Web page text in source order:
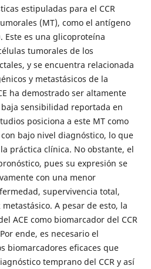
estipuladas para el CCR
(MT), como el antígeno
Este es una glicoproteína
tumorales de los
y se encuentra relacionada
y metastásicos de la
ha demostrado ser altamente
sensibilidad reportada en
posiciona a este MT como
bajo nivel diagnóstico, lo que
práctica clínica. No obstante, el
pues su expresión se
con una menor
supervivencia total,
A pesar de esto, la
ACE como biomarcador del CCR
ende, es necesario el
biomarcadores eficaces que
temprano del CCR y así